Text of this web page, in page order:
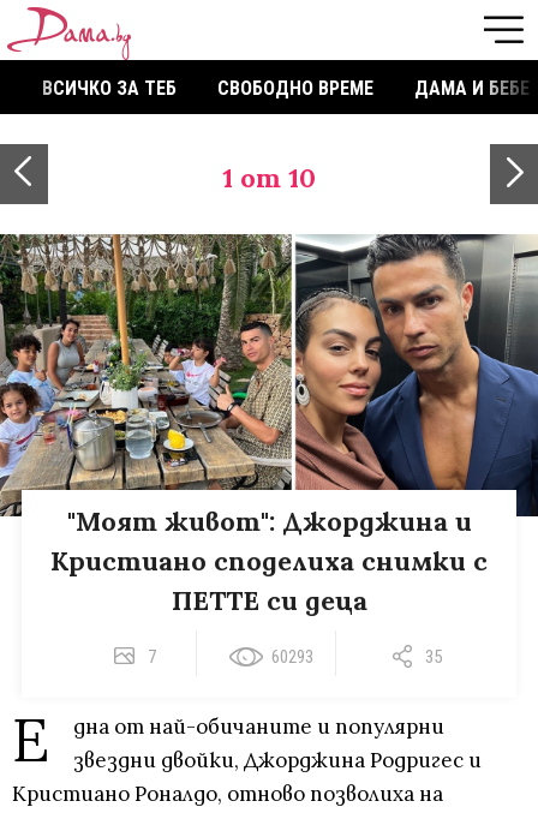
ВСИЧКО ЗА ТЕБ СВОБОДНО ВРЕМЕ ДАМА И БЕБЕ
1 от 10
"Моят живот": Джорджина и
Кристиано споделиха снимки с
ПЕТТЕ си деца
7 60293 35
Е
дна от най-обичаните и популярни
звездни двойки, Джорджина Родригес и
Кристиано Роналдо, отново позволиха на